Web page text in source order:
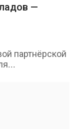
—
партнёрской